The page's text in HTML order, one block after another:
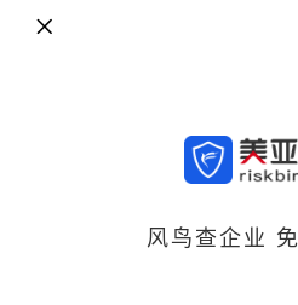
风鸟查企业